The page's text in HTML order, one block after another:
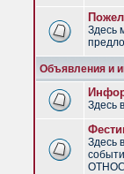
Здесь
Объявления и
Здесь
Здесь